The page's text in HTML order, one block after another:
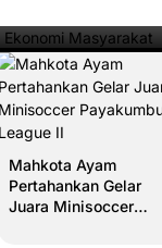
Mahkota Ayam
Pertahankan Gelar
Juara Minisoccer